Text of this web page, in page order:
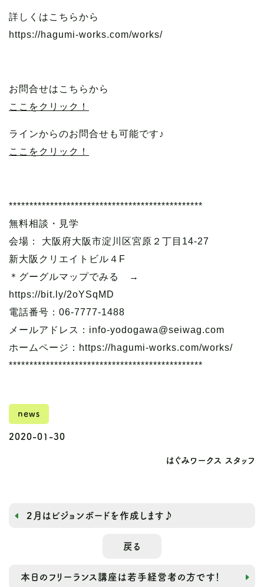
詳しくはこちらから
https://hagumi-works.com/works/
お問合せはこちらから
ここをクリック！
ラインからのお問合せも可能です♪
ここをクリック！
***********************************************
無料相談・見学
会場： 大阪府大阪市淀川区宮原２丁目14-27
新大阪クリエイトビル４F
＊グーグルマップでみる →
https://bit.ly/2oYSqMD
電話番号：06-7777-1488
メールアドレス：info-yodogawa@seiwag.com
ホームページ：https://hagumi-works.com/works/
***********************************************
news
2020-01-30
はぐみワークス スタッフ
2月はビジョンボードを作成します♪
戻る
本日のフリーランス講座は若手経営者の方です！